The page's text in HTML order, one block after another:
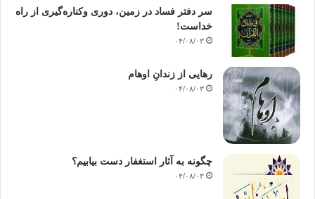
سر دفتر فساد در زمین‌، دوری وکناره‌گیری از راه
خداست‌!
۰۴/۰۸/۰۳
رهایی از زندانِ اوهام
۰۴/۰۸/۰۳
چگونه به آثار استغفار دست بیابیم؟
۰۴/۰۸/۰۳